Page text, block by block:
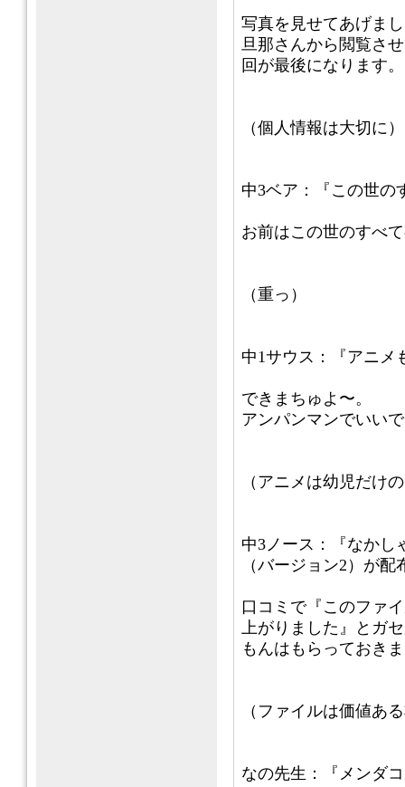
写真を見せてあげま
旦那さんから閲覧さ
回が最後になります。
（個人情報は大切に）
中3ベア：『この世の
お前はこの世のすべ
（重っ）
中1サウス：『アニメ
できまちゅよ〜。
アンパンマンでいい
（アニメは幼児だけ
中3ノース：『なかし
（バージョン2）が
口コミで『このファ
上がりました』とガ
もんはもらっておき
（ファイルは価値あ
なの先生：『メンダ